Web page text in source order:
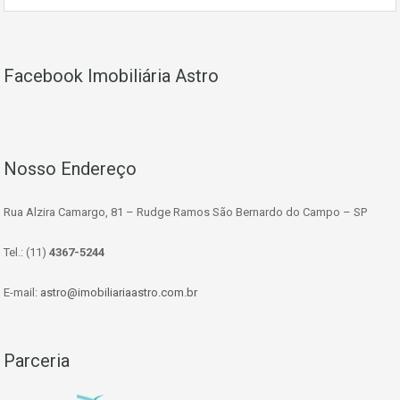
Facebook Imobiliária Astro
Nosso Endereço
Rua Alzira Camargo, 81 – Rudge Ramos São Bernardo do Campo – SP
Tel.: (11) 4367-5244
E-mail: astro@imobiliariaastro.com.br
Parceria